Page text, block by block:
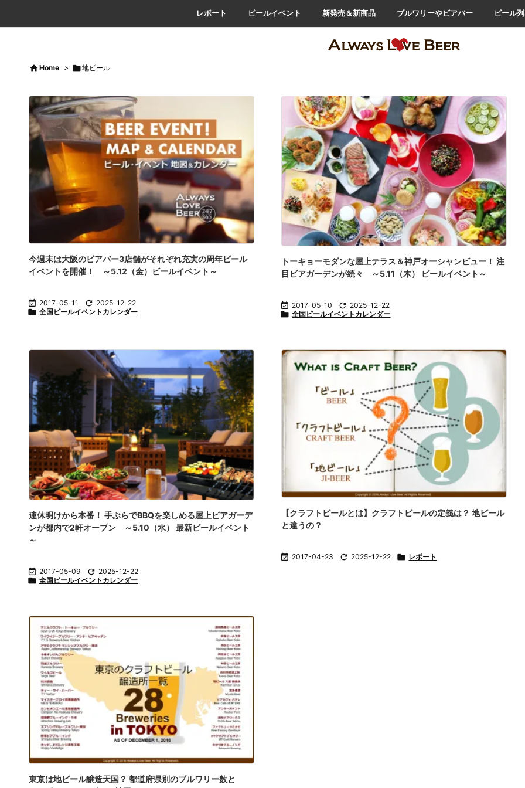
レポート ビールイベント 新発売＆新商品 ブルワリーやビアバー ビール
 Home > 地ビール
今週末は大阪のビアバー3店舗がそれぞれ充実の周年ビール
イベントを開催！ ～5.12（金）ビールイベント～
 2017-05-11  2025-12-22
 全国ビールイベントカレンダー
トーキョーモダンな屋上テラス＆神戸オーシャンビュー！ 注
目ビアガーデンが続々 ～5.11（木） ビールイベント～
 2017-05-10  2025-12-22
 全国ビールイベントカレンダー
連休明けから本番！ 手ぶらでBBQを楽しめる屋上ビアガーデ
ンが都内で2軒オープン ～5.10（水） 最新ビールイベント
～
 2017-05-09  2025-12-22
 全国ビールイベントカレンダー
【クラフトビールとは】クラフトビールの定義は？ 地ビール
と違うの？
 2017-04-23  2025-12-22  レポート
東京は地ビール醸造天国？ 都道府県別のブルワリー数と